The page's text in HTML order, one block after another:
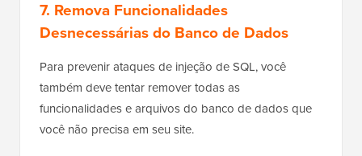
7. Remova Funcionalidades
Desnecessárias do Banco de Dados
Para prevenir ataques de injeção de SQL, você
também deve tentar remover todas as
funcionalidades e arquivos do banco de dados que
você não precisa em seu site.